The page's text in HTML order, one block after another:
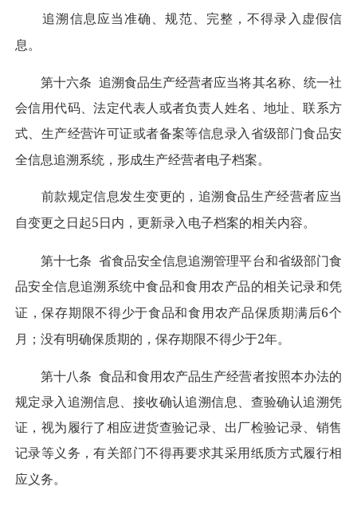
追溯信息应当准确、规范、完整，不得录入虚假信
息。
第十六条 追溯食品生产经营者应当将其名称、统一社
会信用代码、法定代表人或者负责人姓名、地址、联系方
式、生产经营许可证或者备案等信息录入省级部门食品安
全信息追溯系统，形成生产经营者电子档案。
前款规定信息发生变更的，追溯食品生产经营者应当
自变更之日起5 日内，更新录入电子档案的相关内容。
第十七条 省食品安全信息追溯管理平台和省级部门食
品安全信息追溯系统中食品和食用农产品的相关记录和凭
证，保存期限不得少于食品和食用农产品保质期满后6个
月；没有明确保质期的，保存期限不得少于2年。
第十八条 食品和食用农产品生产经营者按照本办法的
规定录入追溯信息、接收确认追溯信息、查验确认追溯凭
证，视为履行了相应进货查验记录、出厂检验记录、销售
记录等义务，有关部门不得再要求其采用纸质方式履行相
应义务。